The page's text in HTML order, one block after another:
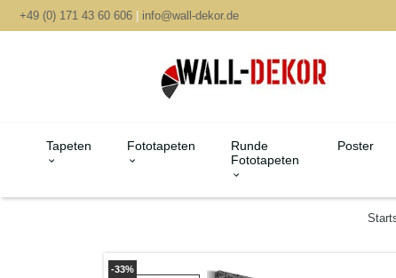
+49 (0) 171 43 60 606 | info@wall-dekor.de
Tapeten Fototapeten
Runde
Fototapeten
Poster
-33%